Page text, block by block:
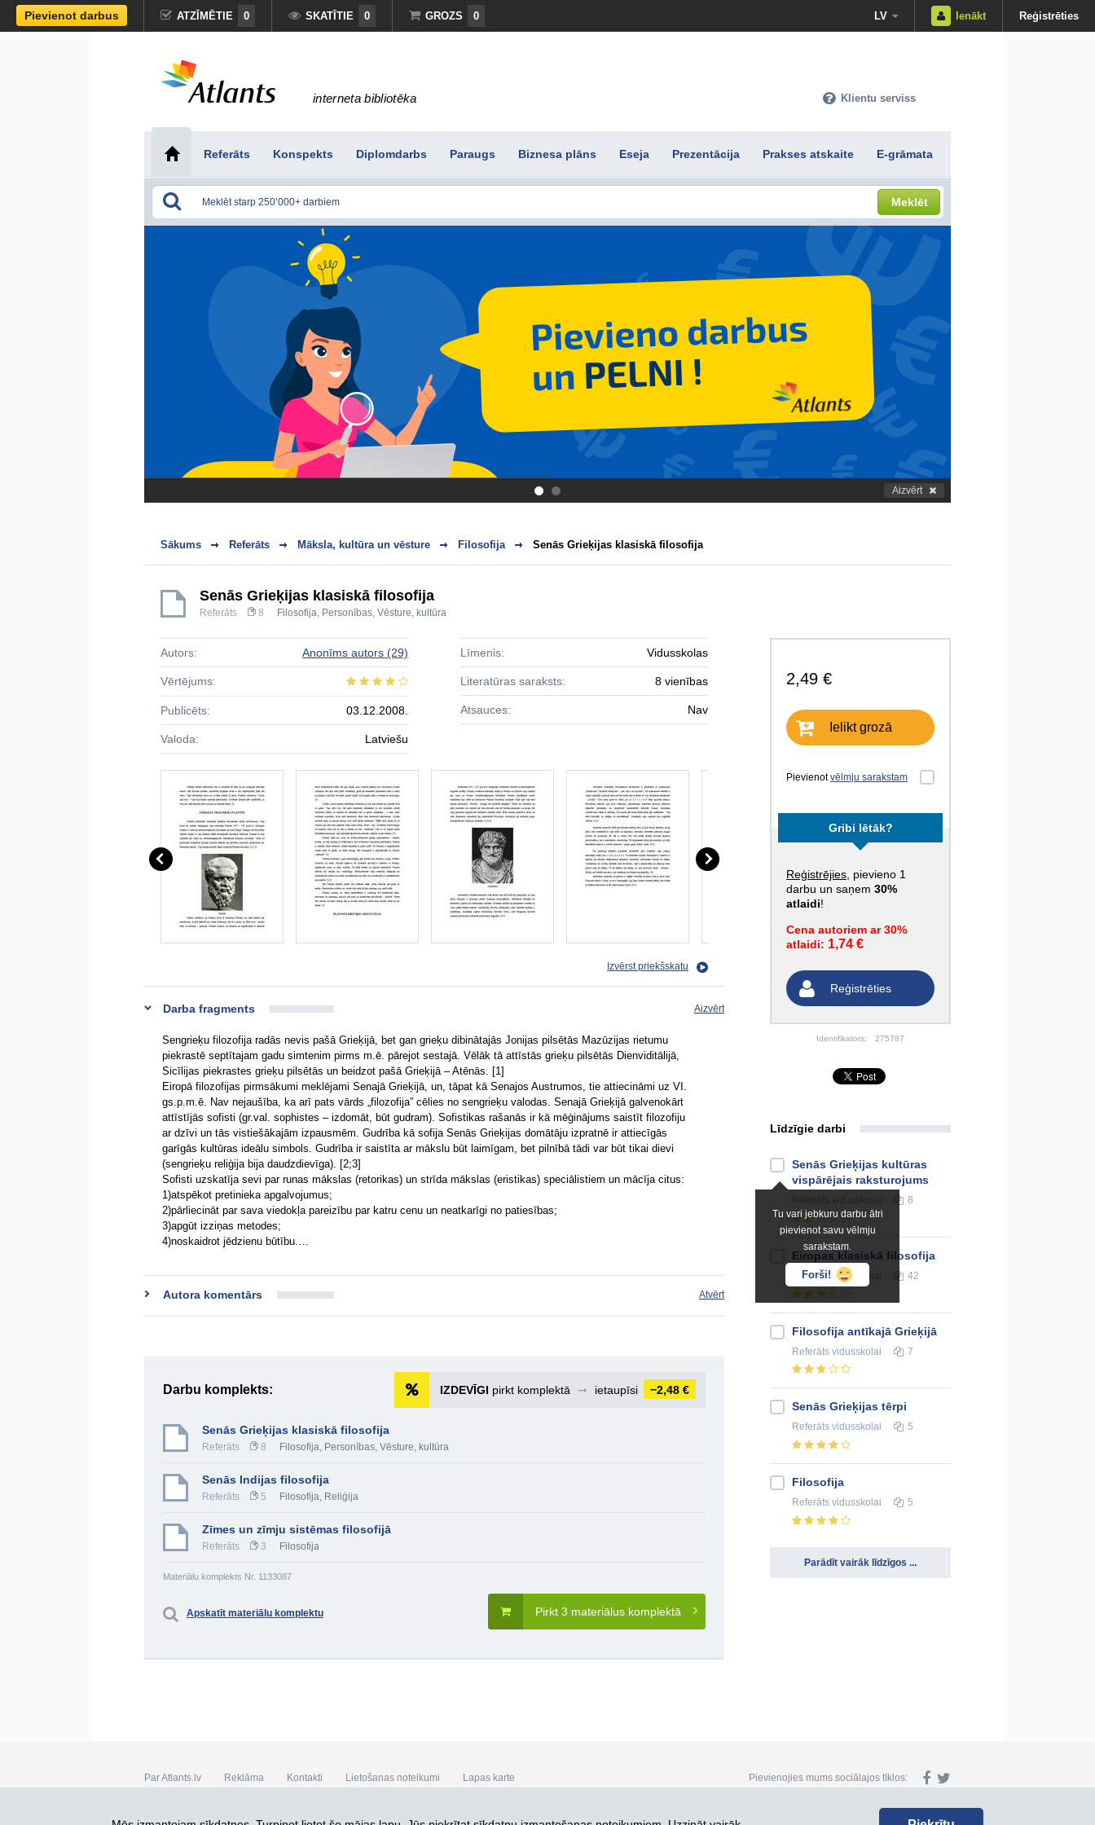
Pievienot darbus ATZĪMĒTIE 0 SKATĪTIE 0 GROZS 0 LV Ienākt Reģistrēties
interneta bibliotēka Klientu serviss
Referāts Konspekts Diplomdarbs Paraugs Biznesa plāns Eseja Prezentācija Prakses atskaite E-grāmata
Meklēt
. Aizvērt
Sākums Referāts Māksla, kultūra un vēsture Filosofija Senās Grieķijas klasiskā filosofija
Senās Grieķijas klasiskā filosofija
Referāts 8 Filosofija, Personības, Vēsture, kultūra
2,49 €
Ielikt grozā
Pievienotvēlmju sarakstam
Gribi lētāk?
Reģistrējies , pievieno 1
darbu un saņem 30%
atlaidi!
Cena autoriem ar 30%
atlaidi: 1,74 €
Reģistrēties
Identifikators: 275787
Autors: Anonīms autors (29)
Vērtējums:
Publicēts: 03.12.2008.
Valoda: Latviešu
Līmenis: Vidusskolas
Literatūras saraksts: 8 vienības
Atsauces: Nav
Izvērst priekšskatu
Darba fragments Aizvērt
Sengrieķu filozofija radās nevis pašā Grieķijā, bet gan grieķu dibinātajās Jonijas pilsētās Mazūzijas rietumu
piekrastē septītajam gadu simtenim pirms m.ē. pārejot sestajā. Vēlāk tā attīstās grieķu pilsētās Dienviditālijā,
Sicīlijas piekrastes grieķu pilsētās un beidzot pašā Grieķijā – Atēnās. [1]
Eiropā filozofijas pirmsākumi meklējami Senajā Grieķijā, un, tāpat kā Senajos Austrumos, tie attiecināmi uz VI.
gs.p.m.ē. Nav nejaušība, ka arī pats vārds „filozofija” cēlies no sengrieķu valodas. Senajā Grieķijā galvenokārt
attīstījās sofisti (gr.val. sophistes – izdomāt, būt gudram). Sofistikas rašanās ir kā mēģinājums saistīt filozofiju
ar dzīvi un tās vistiešākajām izpausmēm. Gudrība kā sofija Senās Grieķijas domātāju izpratnē ir attiecīgās
garīgās kultūras ideālu simbols. Gudrība ir saistīta ar mākslu būt laimīgam, bet pilnībā tādi var būt tikai dievi
(sengrieķu reliģija bija daudzdievīga). [2;3]
Sofisti uzskatīja sevi par runas mākslas (retorikas) un strīda mākslas (eristikas) speciālistiem un mācīja citus:
1)atspēkot pretinieka apgalvojumus;
2)pārliecināt par sava viedokļa pareizību par katru cenu un neatkarīgi no patiesības;
3)apgūt izziņas metodes;
4)noskaidrot jēdzienu būtību.…
Autora komentārs Atvērt
Darbu komplekts: IZDEVĪGI pirkt komplektā ➞ ietaupīsi −2,48 €
Senās Grieķijas klasiskā filosofija
Referāts 8 Filosofija, Personības, Vēsture, kultūra
Senās Indijas filosofija
Referāts 5 Filosofija, Reliģija
Zīmes un zīmju sistēmas filosofijā
Referāts 3 Filosofija
Materiālu komplekts Nr. 1133087
Pirkt 3 materiālus komplektā
Apskatīt materiālu komplektu
Līdzīgie darbi
Tu vari jebkuru darbu ātri
pievienot savu vēlmju
sarakstam.
Forši!
Senās Grieķijas kultūras
vispārējais raksturojums
8
Eiropas klasiskā filosofija
Referātsvidusskolai 42
Filosofija antīkajā Grieķijā
Referāts vidusskolai 7
Senās Grieķijas tērpi
Referāts vidusskolai 5
Filosofija
Referāts vidusskolai 5
Parādīt vairāk līdzīgos ...
Par Atlants.lv Reklāma Kontakti Lietošanas noteikumi Lapas karte Pievienojies mums sociālajos tīklos:
SIA „CDI” © 2002 - 2026